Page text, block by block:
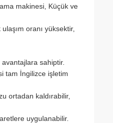
makinesi, Küçük ve
oranı yüksektir,
sahiptir.
tam İngilizce işletim
ortadan kaldırabilir,
uygulanabilir.